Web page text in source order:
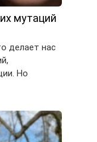
мутаций
делает нас
Но